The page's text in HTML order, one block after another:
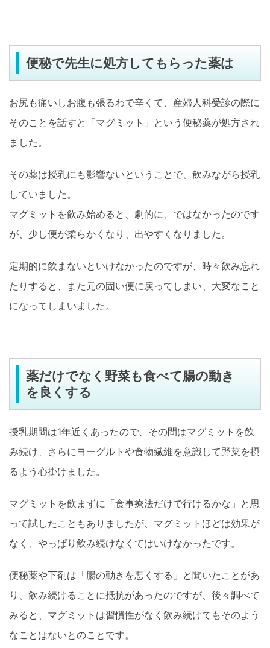
便秘で先生に処方してもらった薬は
お尻も痛いしお腹も張るわで辛くて、産婦人科受診の際に
そのことを話すと「マグミット」という便秘薬が処方され
ました。
その薬は授乳にも影響ないということで、飲みながら授乳
していました。
マグミットを飲み始めると、劇的に、ではなかったのです
が、少し便が柔らかくなり、出やすくなりました。
定期的に飲まないといけなかったのですが、時々飲み忘れ
たりすると、また元の固い便に戻ってしまい、大変なこと
になってしまいました。
薬だけでなく野菜も食べて腸の動き
を良くする
授乳期間は1年近くあったので、その間はマグミットを飲
み続け、さらにヨーグルトや食物繊維を意識して野菜を摂
るよう心掛けました。
マグミットを飲まずに「食事療法だけで行けるかな」と思
って試したこともありましたが、マグミットほどは効果が
なく、やっぱり飲み続けなくてはいけなかったです。
便秘薬や下剤は「腸の動きを悪くする」と聞いたことがあ
り、飲み続けることに抵抗があったのですが、後々調べて
みると、マグミットは習慣性がなく飲み続けてもそのよう
なことはないとのことです。